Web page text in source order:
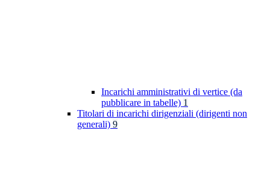
Incarichi amministrativi di vertice (da
pubblicare in tabelle) 1
Titolari di incarichi dirigenziali (dirigenti non
generali) 9